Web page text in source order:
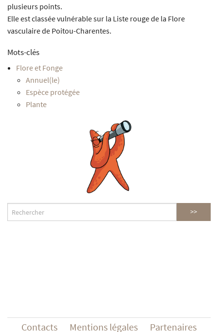
plusieurs points.
Elle est classée vulnérable sur la Liste rouge de la Flore
vasculaire de Poitou-Charentes.
Mots-clés
Flore et Fonge
Annuel(le)
Espèce protégée
Plante
Contacts Mentions légales Partenaires